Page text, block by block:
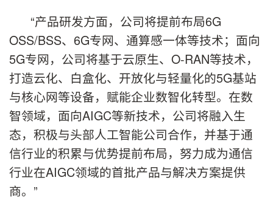
“产品研发方面，公司将提前布局6G
OSS/BSS、6G专网、通算感一体等技术；面向
5G专网，公司将基于云原生、O-RAN等技术，
打造云化、白盒化、开放化与轻量化的5G基站
与核心网等设备，赋能企业数智化转型。在数
智领域，面向AIGC等新技术，公司将融入生
态，积极与头部人工智能公司合作，并基于通
信行业的积累与优势提前布局，努力成为通信
行业在AIGC领域的首批产品与解决方案提供
商。”